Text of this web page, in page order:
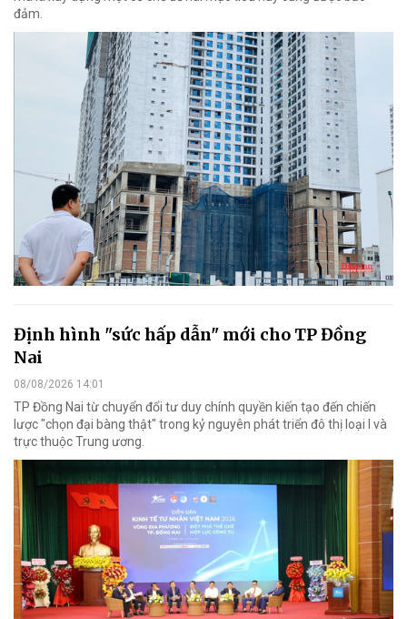
đảm.
Định hình "sức hấp dẫn" mới cho TP Đồng
Nai
08/08/2026 14:01
TP Đồng Nai từ chuyển đổi tư duy chính quyền kiến tạo đến chiến
lược "chọn đại bàng thật" trong kỷ nguyên phát triển đô thị loại I và
trực thuộc Trung ương.